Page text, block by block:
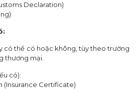
Declaration)
có thể có hoặc không, tùy theo trường
thương mại.
có):
(Insurance Certificate)